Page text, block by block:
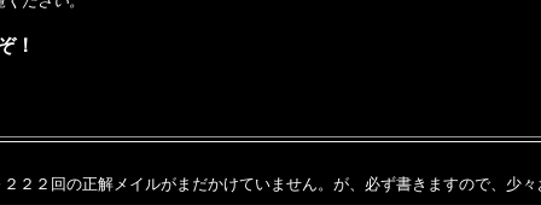
！
２回の正解メイルがまだかけていません。が、必ず書きますので、少々